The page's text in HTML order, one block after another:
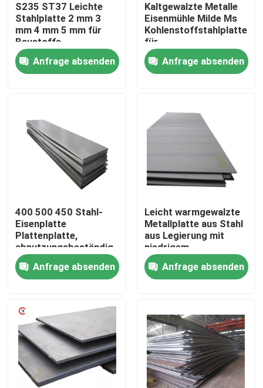
Heim
Videos
Über uns
Qualitätskontrolle
Kontaktiere uns
Fordern Sie ein Angebot an
Aluminiumblech
Aluminiumblattspule
S235 ST37 Leichte
Stahlplatte 2 mm 3
mm 4 mm 5 mm für
Baustoffe
Anfrage absenden
Kaltgewalzte Metalle
Eisenmühle Milde Ms
Kohlenstoffstahlplatte
für
Baustoffe/Fertigung/
Anfrage absenden
400 500 450 Stahl-
Eisenplatte
Plattenplatte,
abnutzungsbeständig,
Kohlenstofffest,
warmgewalztes
Stahlblech
Anfrage absenden
Leicht warmgewalzte
Metallplatte aus Stahl
aus Legierung mit
niedrigem
Kohlenstoffgehalt
Anfrage absenden